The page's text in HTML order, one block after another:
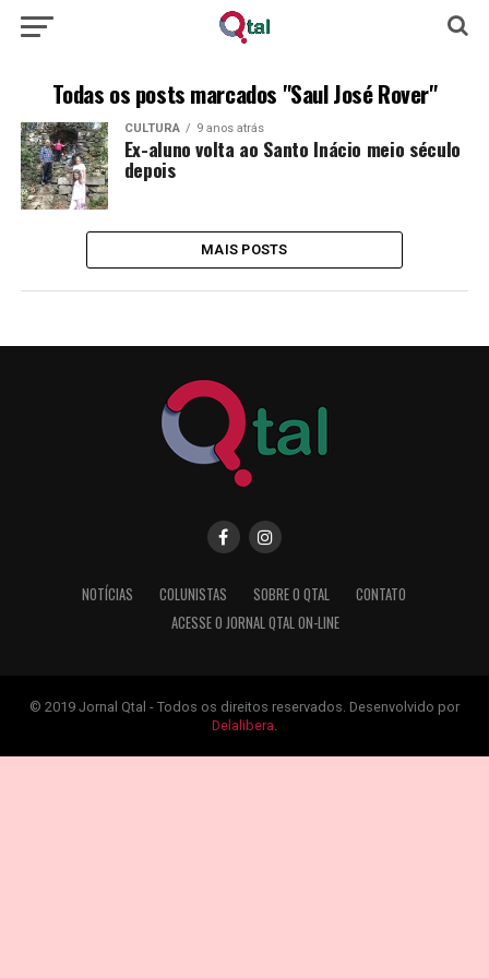
Todas os posts marcados "Saul José Rover"
CULTURA 9 anos atrás
Ex-aluno volta ao Santo Inácio meio século
depois
MAIS POSTS
NOTÍCIAS COLUNISTAS SOBRE O QTAL
CONTATO
ACESSE O JORNAL QTAL ON-LINE
© 2019 Jornal Qtal - Todos os direitos reservados. Desenvolvido por
Delalibera.